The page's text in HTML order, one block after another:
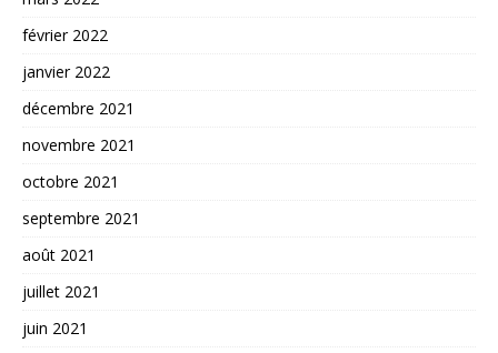
février 2022
janvier 2022
décembre 2021
novembre 2021
octobre 2021
septembre 2021
août 2021
juillet 2021
juin 2021